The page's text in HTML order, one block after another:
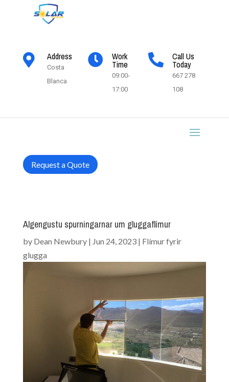
 Address
Costa
Blanca
 Work
Time
09:00-
17:00
 Call Us
Today
667 278
108
Request a Quote
Algengustu spurningarnar um gluggaflímur
by Dean Newbury| Jun 24, 2023| Flímur fyrir
glugga